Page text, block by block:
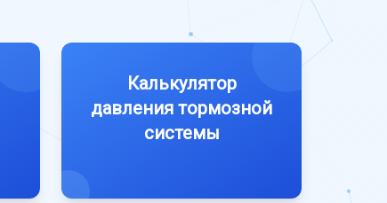
Калькулятор
давления тормозной
системы